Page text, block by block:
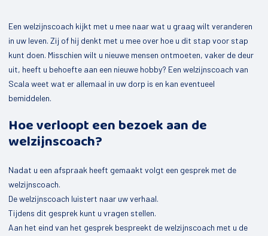
Een welzijnscoach kijkt met u mee naar wat u graag wilt veranderen
in uw leven. Zij of hij denkt met u mee over hoe u dit stap voor stap
kunt doen. Misschien wilt u nieuwe mensen ontmoeten, vaker de deur
uit, heeft u behoefte aan een nieuwe hobby? Een welzijnscoach van
Scala weet wat er allemaal in uw dorp is en kan eventueel
bemiddelen.
Hoe verloopt een bezoek aan de
welzijnscoach?
Nadat u een afspraak heeft gemaakt volgt een gesprek met de
welzijnscoach.
De welzijnscoach luistert naar uw verhaal.
Tijdens dit gesprek kunt u vragen stellen.
Aan het eind van het gesprek bespreekt de welzijnscoach met u de